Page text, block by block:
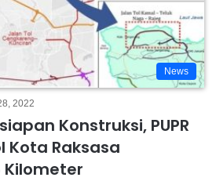
News
2022
Konstruksi, PUPR
Kota Raksasa
Kilometer